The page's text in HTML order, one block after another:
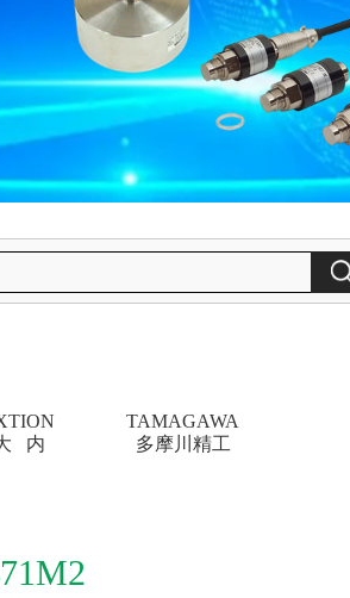
内
TAMAGAWA
多摩川精工